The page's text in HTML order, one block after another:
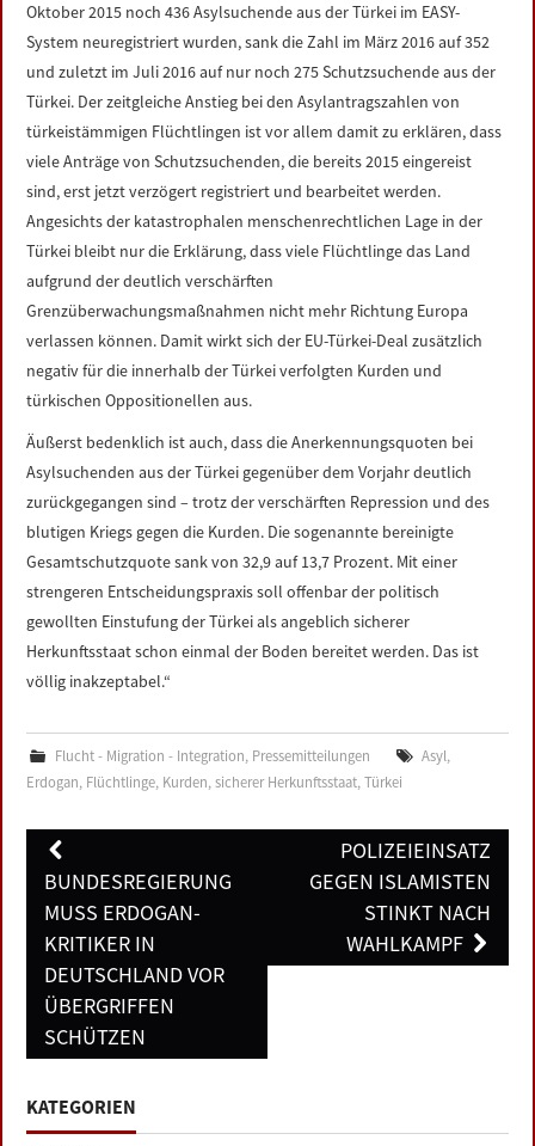
Oktober 2015 noch 436 Asylsuchende aus der Türkei im EASY-
System neuregistriert wurden, sank die Zahl im März 2016 auf 352
und zuletzt im Juli 2016 auf nur noch 275 Schutzsuchende aus der
Türkei. Der zeitgleiche Anstieg bei den Asylantragszahlen von
türkeistämmigen Flüchtlingen ist vor allem damit zu erklären, dass
viele Anträge von Schutzsuchenden, die bereits 2015 eingereist
sind, erst jetzt verzögert registriert und bearbeitet werden.
Angesichts der katastrophalen menschenrechtlichen Lage in der
Türkei bleibt nur die Erklärung, dass viele Flüchtlinge das Land
aufgrund der deutlich verschärften
Grenzüberwachungsmaßnahmen nicht mehr Richtung Europa
verlassen können. Damit wirkt sich der EU-Türkei-Deal zusätzlich
negativ für die innerhalb der Türkei verfolgten Kurden und
türkischen Oppositionellen aus.
Äußerst bedenklich ist auch, dass die Anerkennungsquoten bei
Asylsuchenden aus der Türkei gegenüber dem Vorjahr deutlich
zurückgegangen sind – trotz der verschärften Repression und des
blutigen Kriegs gegen die Kurden. Die sogenannte bereinigte
Gesamtschutzquote sank von 32,9 auf 13,7 Prozent. Mit einer
strengeren Entscheidungspraxis soll offenbar der politisch
gewollten Einstufung der Türkei als angeblich sicherer
Herkunftsstaat schon einmal der Boden bereitet werden. Das ist
völlig inakzeptabel.“
Flucht - Migration - Integration, Pressemitteilungen Asyl,
Erdogan, Flüchtlinge, Kurden,sicherer Herkunftsstaat,Türkei
Post
navigation
BUNDESREGIERUNG
MUSS ERDOGAN-
KRITIKER IN
DEUTSCHLAND VOR
ÜBERGRIFFEN
SCHÜTZEN
POLIZEIEINSATZ
GEGEN ISLAMISTEN
STINKT NACH
WAHLKAMPF
KATEGORIEN